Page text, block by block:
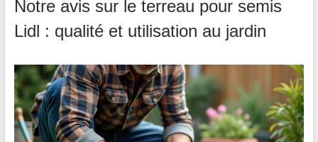
Notre avis sur le terreau pour semis
Lidl : qualité et utilisation au jardin